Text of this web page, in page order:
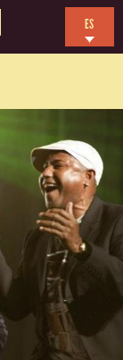
ES